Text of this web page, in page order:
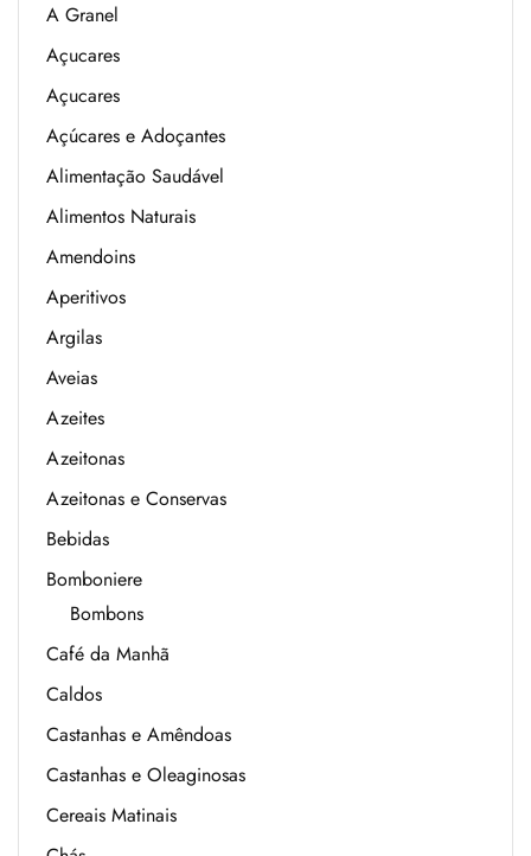
A Granel
Açucares
Açucares
Açúcares e Adoçantes
Alimentação Saudável
Alimentos Naturais
Amendoins
Aperitivos
Argilas
Aveias
Azeites
Azeitonas
Azeitonas e Conservas
Bebidas
Bomboniere
Bombons
Café da Manhã
Caldos
Castanhas e Amêndoas
Castanhas e Oleaginosas
Cereais Matinais